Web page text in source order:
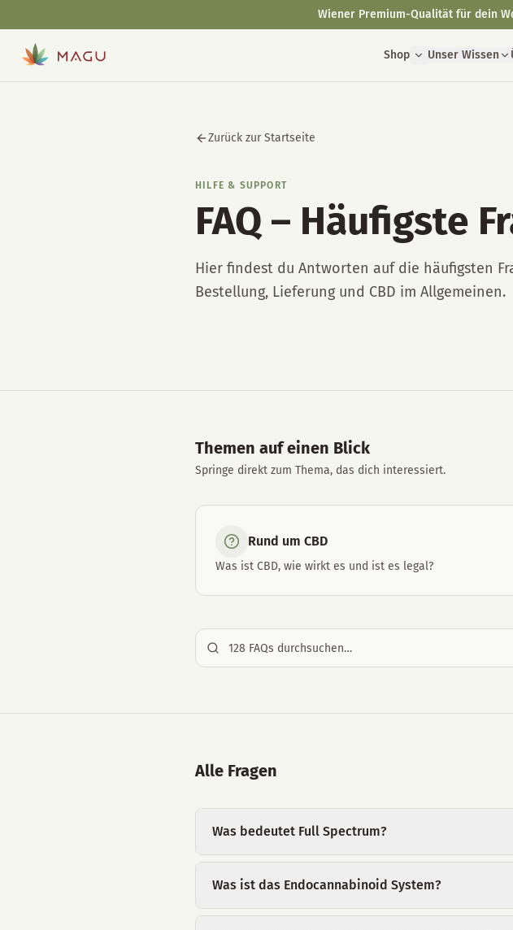
Shop Unser Wissen
Zurück zur Startseite
HILFE & SUPPORT
FAQ – Häufigste
Hier findest du Antworten auf die häufigsten
Bestellung, Lieferung und CBD im Allgemeinen.
Themen auf einen Blick
Springe direkt zum Thema, das dich interessiert.
Rund um CBD
Was ist CBD, wie wirkt es und ist es legal?
Alle Fragen
Was bedeutet Full Spectrum?
Was ist das Endocannabinoid System?
Wiener Premium-Qualität für dein